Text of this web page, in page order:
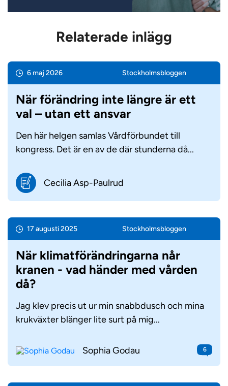
Relaterade inlägg
6 maj 2026 Stockholms­bloggen
När förändring inte längre är ett
val – utan ett ansvar
Den här helgen samlas Vårdförbundet till
kongress. Det är en av de där stunderna då...
Cecilia Asp-Paulrud
17 augusti 2025 Stockholms­bloggen
När klimatförändringarna når
kranen - vad händer med vården
då?
Jag klev precis ut ur min snabbdusch och mina
krukväxter blänger lite surt på mig...
Sophia Godau 6